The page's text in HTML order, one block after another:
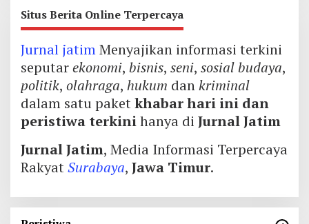
Situs Berita Online Terpercaya
Jurnal jatimMenyajikan informasi terkini
seputarekonomi, bisnis, seni, sosial budaya,
politik, olahraga, hukum dankriminal
dalam satu paketkhabar hari ini dan
peristiwa terkinihanya di Jurnal Jatim
Jurnal Jatim, Media Informasi Terpercaya
RakyatSurabaya, Jawa Timur.